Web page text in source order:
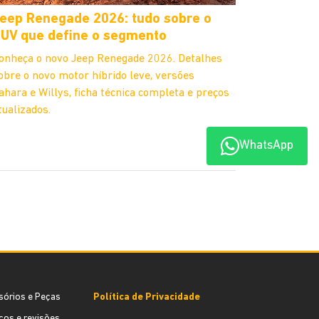
Renegade 2026: tudo sobre o
que define o segmento
o novo Jeep Renegade 2026. Detalhes
o novo motor híbrido leve, versões
e Willys, ficha técnica completa e preços
WhatsApp
e Peças
Política de Privacidade